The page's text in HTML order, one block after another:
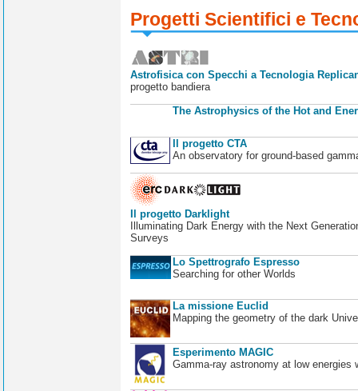
Progetti Scientifici e
Astrofisica con Specchi a Tecnologia
progetto bandiera
The Astrophysics of the Hot and
Il progetto CTA
An observatory for ground-based
Il progetto Darklight
Illuminating Dark Energy with the Next
Surveys
Lo Spettrografo Espresso
Searching for other Worlds
La missione Euclid
Mapping the geometry of the dark
Esperimento MAGIC
Gamma-ray astronomy at low energies